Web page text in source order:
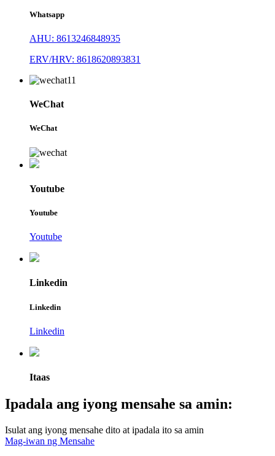
Whatsapp
AHU: 8613246848935
ERV/HRV: 8618620893831
WeChat
WeChat
Youtube
Youtube
Youtube
Linkedin
Linkedin
Linkedin
Itaas
Ipadala ang iyong mensahe sa amin:
Isulat ang iyong mensahe dito at ipadala ito sa amin
Mag-iwan ng Mensahe